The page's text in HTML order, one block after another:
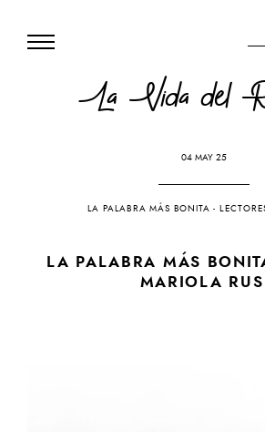
La Vida del
04 MAY 25
LA PALABRA MÁS BONITA -
LA PALABRA MÁS
MARIOLA RUS